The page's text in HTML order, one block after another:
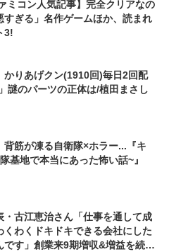
ミコン人気記事】完全クリアなの
すぎる」名作ゲームほか、読まれ
3!
かりあげクン(1910回)毎日2回配
謎のパーツの正体は/植田まさし
背筋が凍る自衛隊×ホラー...『キ
基地で本当にあった怖い話~』
・古江恵治さん「仕事を通して成
くわくドキドキできる会社にした
です」創業来9期増収&増益を続け